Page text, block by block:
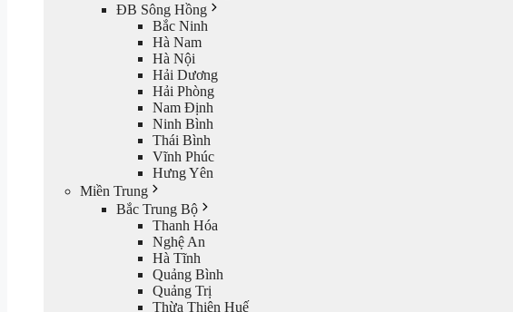
ĐB Sông Hồng
Bắc Ninh
Hà Nam
Hà Nội
Hải Dương
Hải Phòng
Nam Định
Ninh Bình
Thái Bình
Vĩnh Phúc
Hưng Yên
Miền Trung
Bắc Trung Bộ
Thanh Hóa
Nghệ An
Hà Tĩnh
Quảng Bình
Quảng Trị
Thừa Thiên Huế